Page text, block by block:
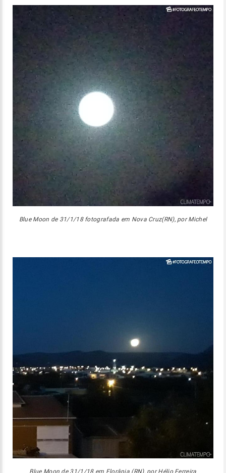
Blue Moon de 31/1/18 fotografada em Nova Cruz(RN), por Michel
Blue Moon de 31/1/18 em Florânia (RN), por Hélio Ferreira